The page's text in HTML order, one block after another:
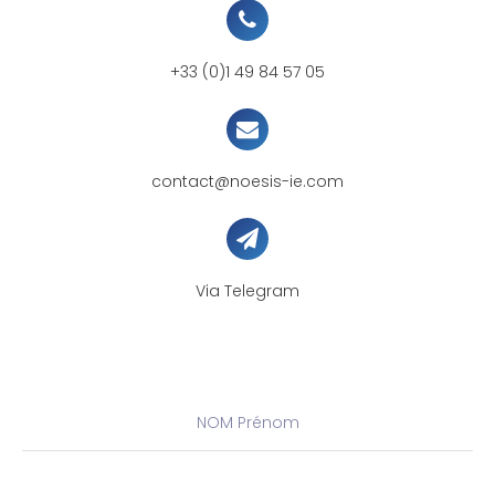
+33 (0)1 49 84 57 05
contact@noesis-ie.com
Via Telegram
NOM Prénom